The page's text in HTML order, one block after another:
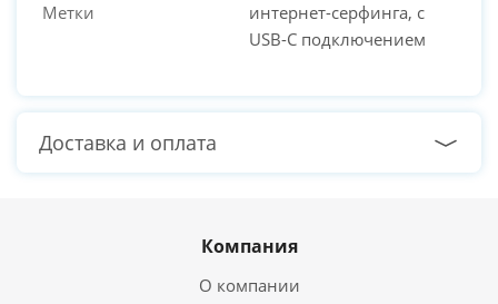
Метки
интернет-серфинга, с
USB-C подключением
Доставка и оплата
Компания
О компании